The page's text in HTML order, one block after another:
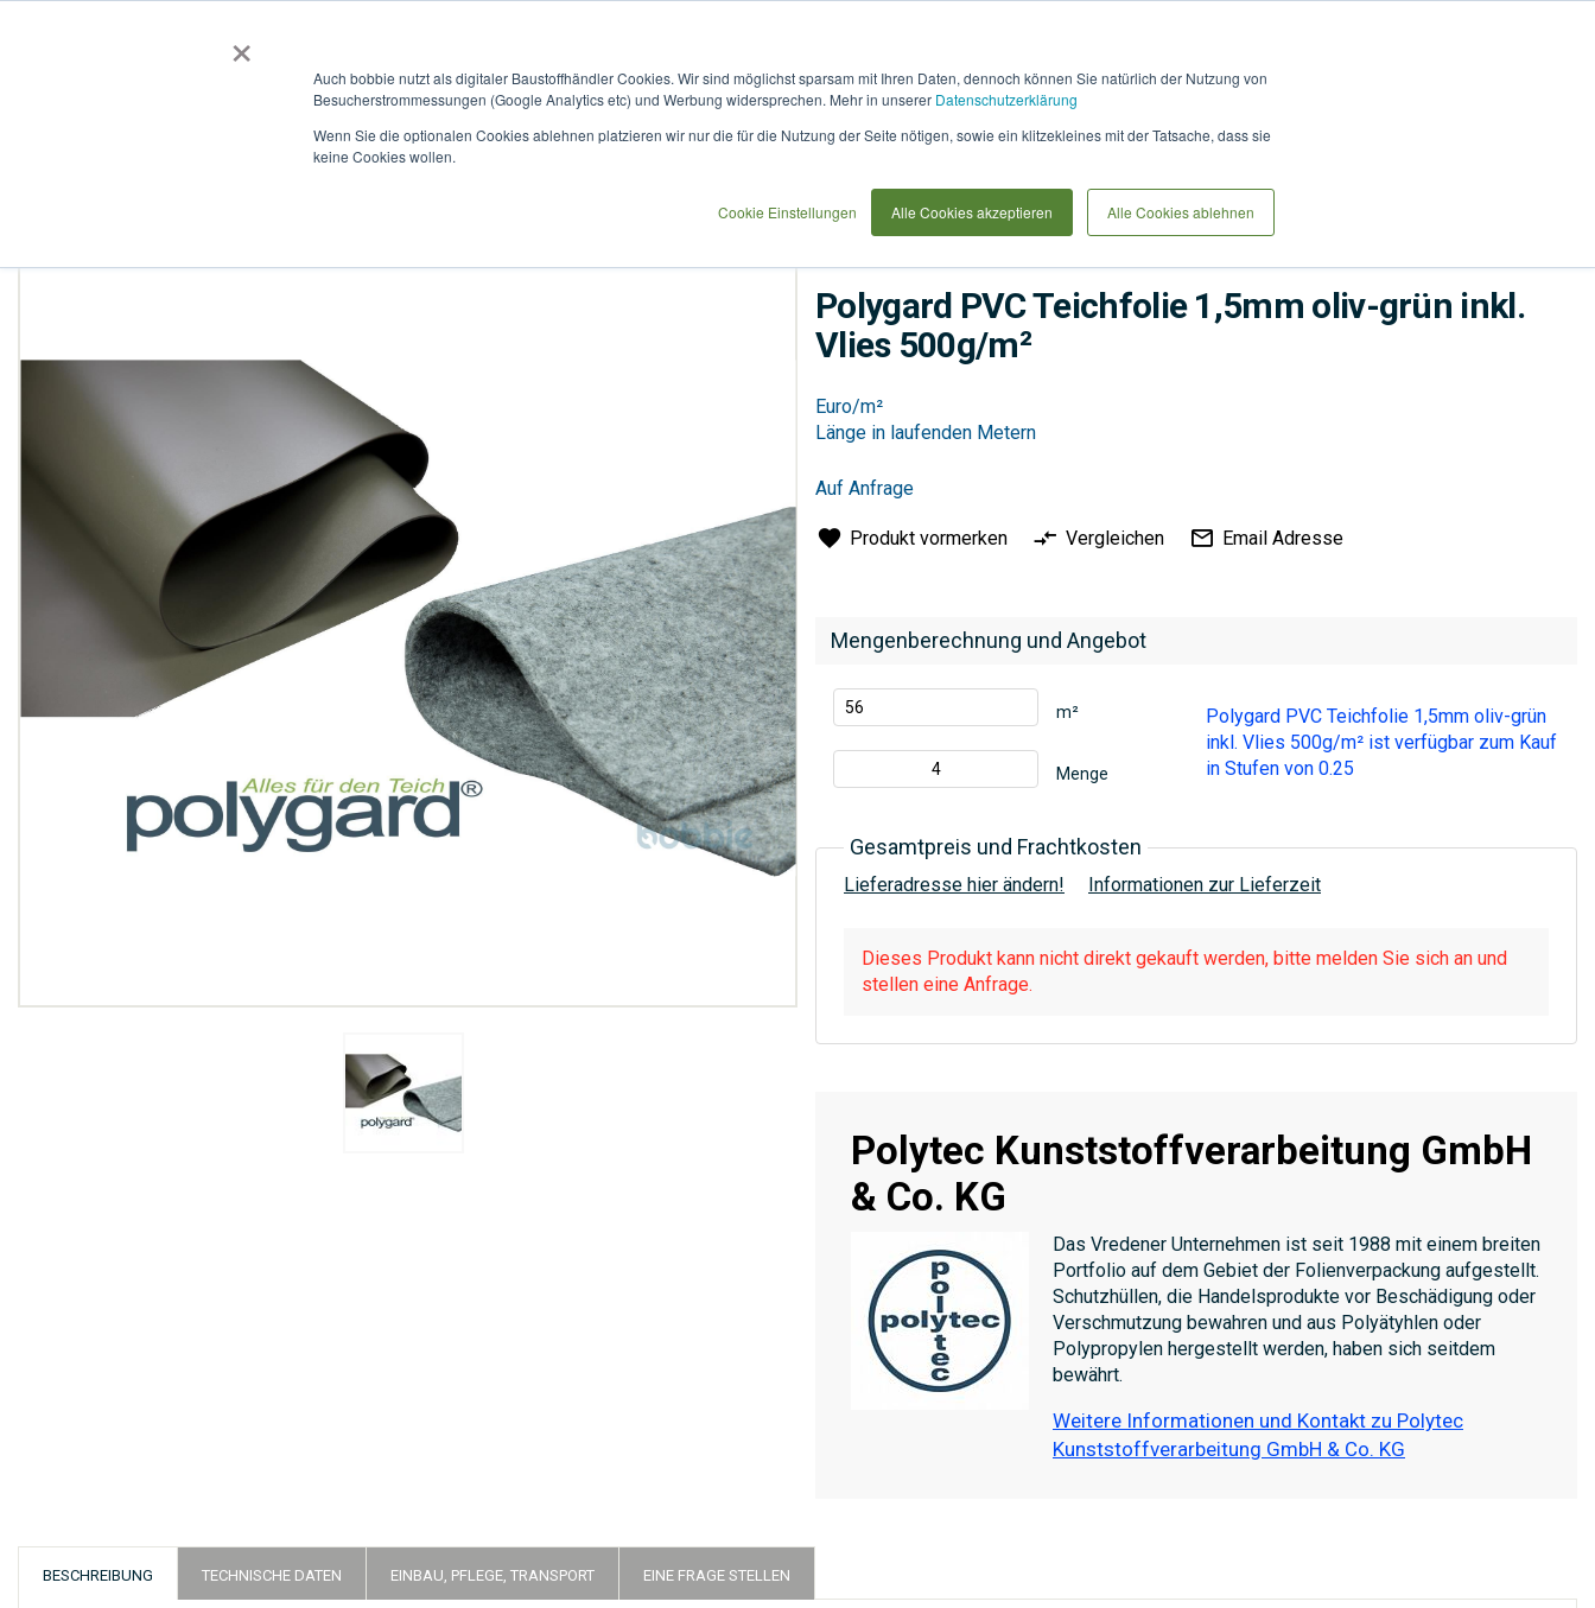
×
Auch bobbie nutzt als digitaler Baustoffhändler Cookies. Wir sind möglichst sparsam mit Ihren Daten, dennoch können Sie natürlich der Nutzung von
Besucherstrommessungen (Google Analytics etc) und Werbung widersprechen. Mehr in unserer Datenschutzerklärung
Wenn Sie die optionalen Cookies ablehnen platzieren wir nur die für die Nutzung der Seite nötigen, sowie ein klitzekleines mit der Tatsache, dass sie
keine Cookies wollen.
Cookie Einstellungen Alle Cookies akzeptieren Alle Cookies ablehnen
BOBBIEVERSUM
it
Ende
Polygard PVC Teichfolie 1,5mm oliv-grün inkl.
Vlies 500g/m²
Mengenberechnung und Angebot
m²
Menge
Polygard PVC Teichfolie 1,5mm oliv-grün
inkl. Vlies 500g/m² ist verfügbar zum Kauf
in Stufen von 0.25
Gesamtpreis und Frachtkosten
Lieferadresse hier ändern! Informationen zur Lieferzeit
Dieses Produkt kann nicht direkt gekauft werden, bitte melden Sie sich an und
stellen eine Anfrage.
Polytec Kunststoffverarbeitung GmbH
& Co. KG
Das Vredener Unternehmen ist seit 1988 mit einem breiten
Portfolio auf dem Gebiet der Folienverpackung aufgestellt.
Schutzhüllen, die Handelsprodukte vor Beschädigung oder
Verschmutzung bewahren und aus Polyätyhlen oder
Polypropylen hergestellt werden, haben sich seitdem
bewährt.
Weitere Informationen und Kontakt zu Polytec
Kunststoffverarbeitung GmbH & Co. KG
Euro/m²
Länge in laufenden Metern
Auf Anfrage
Produkt vormerken Vergleichen Email Adresse
BESCHREIBUNG TECHNISCHE DATEN EINBAU, PFLEGE, TRANSPORT EINE FRAGE STELLEN